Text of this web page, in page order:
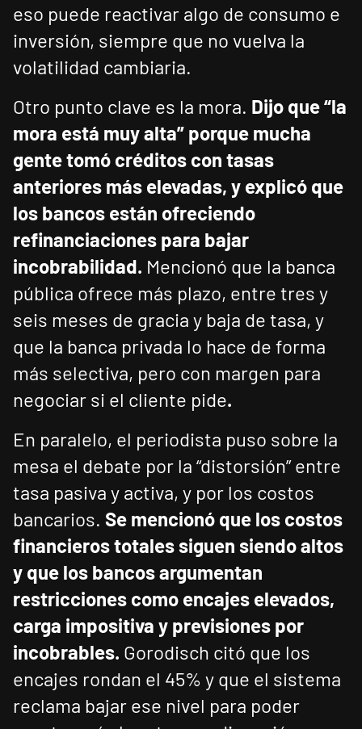
eso puede reactivar algo de consumo e
inversión, siempre que no vuelva la
volatilidad cambiaria.
Otro punto clave es la mora. Dijo que “la
mora está muy alta” porque mucha
gente tomó créditos con tasas
anteriores más elevadas, y explicó que
los bancos están ofreciendo
refinanciaciones para bajar
incobrabilidad. Mencionó que la banca
pública ofrece más plazo, entre tres y
seis meses de gracia y baja de tasa, y
que la banca privada lo hace de forma
más selectiva, pero con margen para
negociar si el cliente pide.
En paralelo, el periodista puso sobre la
mesa el debate por la “distorsión” entre
tasa pasiva y activa, y por los costos
bancarios. Se mencionó que los costos
financieros totales siguen siendo altos
y que los bancos argumentan
restricciones como encajes elevados,
carga impositiva y previsiones por
incobrables. Gorodisch citó que los
encajes rondan el 45% y que el sistema
reclama bajar ese nivel para poder